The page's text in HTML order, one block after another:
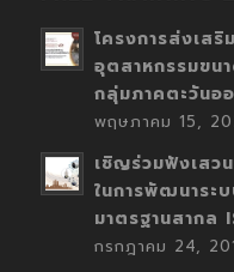
โครงการส่งเสริ
อุตสาหกรรมขน
กลุ่มภาคตะวันอ
พฤษภาคม 15,
เชิญร่วมฟังเสว
ในการพัฒนาระ
มาตรฐานสากล
กรกฎาคม 24,